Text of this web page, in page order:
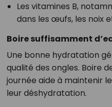
Les vitamines B,
dans les œufs, les noix
Boire suffisamment
Une bonne hydratation
qualité des ongles. Boire
journée aide à maintenir
leur déshydratation.